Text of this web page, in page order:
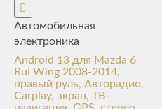
Автомобильная
электроника
Android 13 для Mazda 6
Rui Wing 2008-2014,
правый руль, Авторадио,
Carplay, экран, ТВ-